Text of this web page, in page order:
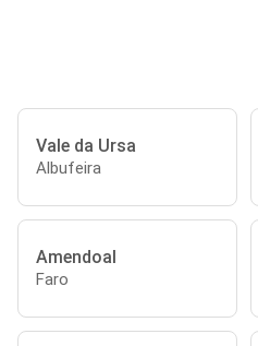
Vale da Ursa
Albufeira
Amendoal
Faro